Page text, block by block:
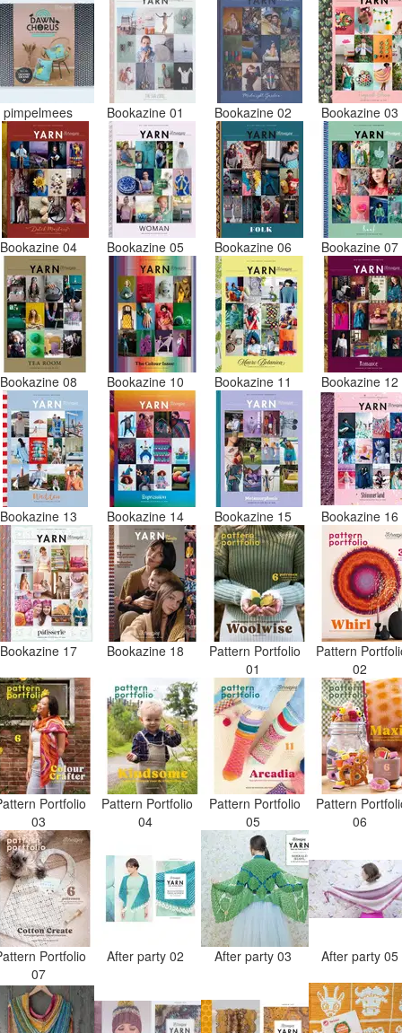
pimpelmees Bookazine 01 Bookazine 02 Bookazine 03
Bookazine 04 Bookazine 05 Bookazine 06 Bookazine 07
Bookazine 08 Bookazine 10 Bookazine 11 Bookazine 12
Bookazine 13 Bookazine 14 Bookazine 15 Bookazine 16
Bookazine 17 Bookazine 18
Pattern Portfolio
01
Pattern
02
Portfolio
03
Pattern Portfolio
04
Pattern Portfolio
05
Pattern
06
Portfolio
07
After party 02 After party 03 After party 05